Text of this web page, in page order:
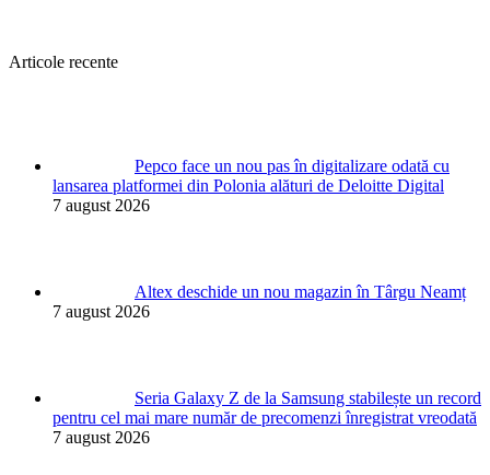
Articole recente
Pepco face un nou pas în digitalizare odată cu
lansarea platformei din Polonia alături de Deloitte Digital
7 august 2026
Altex deschide un nou magazin în Târgu Neamț
7 august 2026
Seria Galaxy Z de la Samsung stabilește un record
pentru cel mai mare număr de precomenzi înregistrat vreodată
7 august 2026